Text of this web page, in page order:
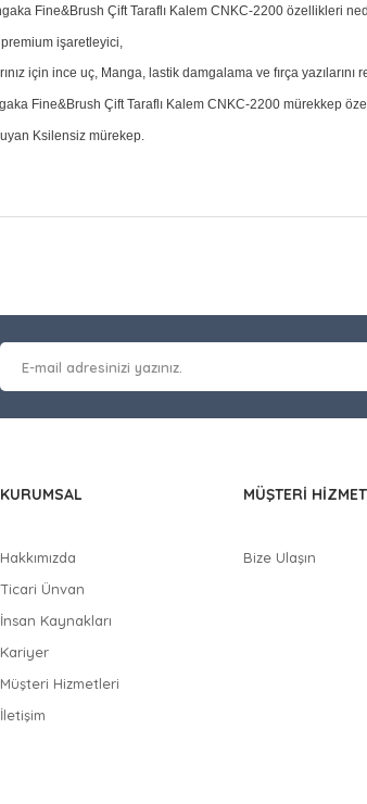
Fine&Brush Çift Taraflı Kalem CNKC-2200 özellikleri
işaretleyici,
için ince uç, Manga, lastik damgalama ve fırça
Fine&Brush Çift Taraflı Kalem CNKC-2200 mürekkep
Ksilensiz mürekep.
eksik bilgiler bulunuyor.
hatalar bulunuyor.
sitelerden daha pahalı.
KURUMSAL
Hakkımızda
Ticari Ünvan
İnsan Kaynakları
Kariyer
Müşteri Hizmetleri
İletişim
MÜŞTERİ
Bize Ulaşın